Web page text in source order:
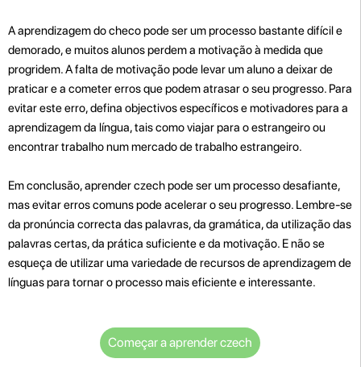
A aprendizagem do checo pode ser um processo bastante difícil e
demorado, e muitos alunos perdem a motivação à medida que
progridem. A falta de motivação pode levar um aluno a deixar de
praticar e a cometer erros que podem atrasar o seu progresso. Para
evitar este erro, defina objectivos específicos e motivadores para a
aprendizagem da língua, tais como viajar para o estrangeiro ou
encontrar trabalho num mercado de trabalho estrangeiro.
Em conclusão, aprender czech pode ser um processo desafiante,
mas evitar erros comuns pode acelerar o seu progresso. Lembre-se
da pronúncia correcta das palavras, da gramática, da utilização das
palavras certas, da prática suficiente e da motivação. E não se
esqueça de utilizar uma variedade de recursos de aprendizagem de
línguas para tornar o processo mais eficiente e interessante.
Começar a aprender czech